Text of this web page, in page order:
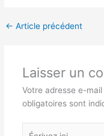
← Article précédent
Laisser un
Votre adresse e-
obligatoires sont
Écrivez